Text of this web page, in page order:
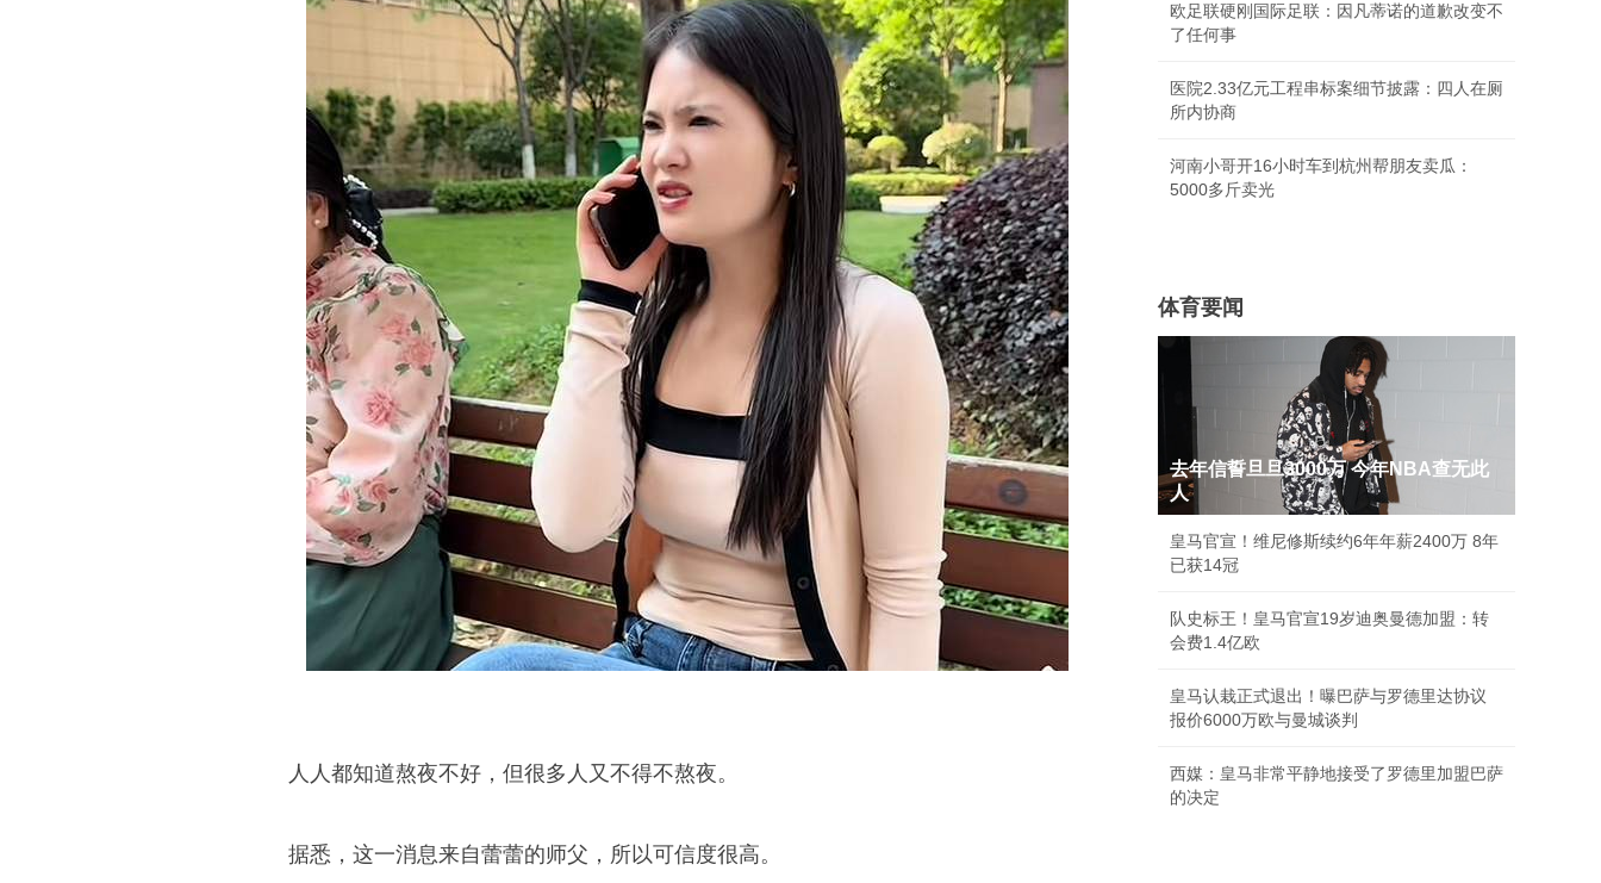
人人都知道熬夜不好，但很多人又不得不熬夜。
据悉，这一消息来自蕾蕾的师父，所以可信度很高。
欧足联硬刚国际足联：因凡蒂诺的道歉改变不
了任何事
医院2.33亿元工程串标案细节披露：四人在厕
所内协商
河南小哥开16小时车到杭州帮朋友卖瓜：
5000多斤卖光
体育要闻
去年信誓旦旦3000万 今年NBA查无此
人
皇马官宣！维尼修斯续约6年年薪2400万 8年
已获14冠
队史标王！皇马官宣19岁迪奥曼德加盟：转
会费1.4亿欧
皇马认栽正式退出！曝巴萨与罗德里达协议
报价6000万欧与曼城谈判
西媒：皇马非常平静地接受了罗德里加盟巴萨
的决定